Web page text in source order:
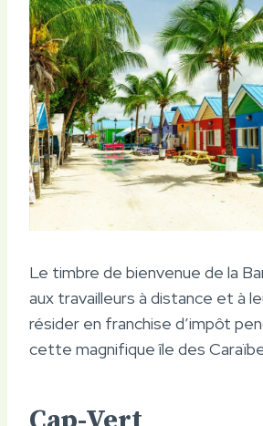
Le timbre de bienvenue de la
aux travailleurs à distance et à
résider en franchise d’impôt
cette magnifique île des